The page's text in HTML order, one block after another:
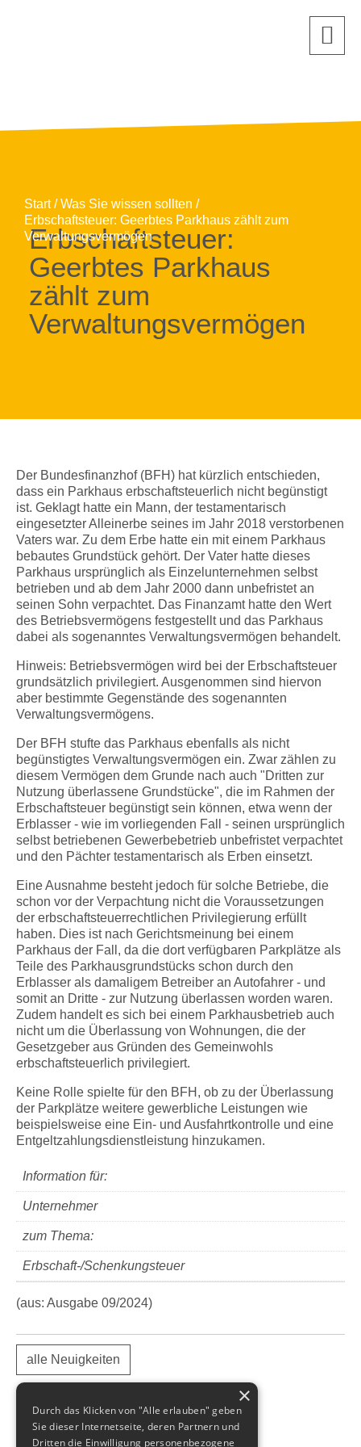
Start
Was Sie wissen sollten
Erbschaftsteuer: Geerbtes Parkhaus zählt zum
Verwaltungsvermögen
Erbschaftsteuer:
Geerbtes Parkhaus
zählt zum
Verwaltungsvermögen
Der Bundesfinanzhof (BFH) hat kürzlich entschieden,
dass ein Parkhaus erbschaftsteuerlich nicht begünstigt
ist. Geklagt hatte ein Mann, der testamentarisch
eingesetzter Alleinerbe seines im Jahr 2018 verstorbenen
Vaters war. Zu dem Erbe hatte ein mit einem Parkhaus
bebautes Grundstück gehört. Der Vater hatte dieses
Parkhaus ursprünglich als Einzelunternehmen selbst
betrieben und ab dem Jahr 2000 dann unbefristet an
seinen Sohn verpachtet. Das Finanzamt hatte den Wert
des Betriebsvermögens festgestellt und das Parkhaus
dabei als sogenanntes Verwaltungsvermögen behandelt.
Hinweis: Betriebsvermögen wird bei der Erbschaftsteuer
grundsätzlich privilegiert. Ausgenommen sind hiervon
aber bestimmte Gegenstände des sogenannten
Verwaltungsvermögens.
Der BFH stufte das Parkhaus ebenfalls als nicht
begünstigtes Verwaltungsvermögen ein. Zwar zählen zu
diesem Vermögen dem Grunde nach auch "Dritten zur
Nutzung überlassene Grundstücke", die im Rahmen der
Erbschaftsteuer begünstigt sein können, etwa wenn der
Erblasser - wie im vorliegenden Fall - seinen ursprünglich
selbst betriebenen Gewerbebetrieb unbefristet verpachtet
und den Pächter testamentarisch als Erben einsetzt.
Eine Ausnahme besteht jedoch für solche Betriebe, die
schon vor der Verpachtung nicht die Voraussetzungen
der erbschaftsteuerrechtlichen Privilegierung erfüllt
haben. Dies ist nach Gerichtsmeinung bei einem
Parkhaus der Fall, da die dort verfügbaren Parkplätze als
Teile des Parkhausgrundstücks schon durch den
Erblasser als damaligem Betreiber an Autofahrer - und
somit an Dritte - zur Nutzung überlassen worden waren.
Zudem handelt es sich bei einem Parkhausbetrieb auch
nicht um die Überlassung von Wohnungen, die der
Gesetzgeber aus Gründen des Gemeinwohls
erbschaftsteuerlich privilegiert.
Keine Rolle spielte für den BFH, ob zu der Überlassung
der Parkplätze weitere gewerbliche Leistungen wie
beispielsweise eine Ein- und Ausfahrtkontrolle und eine
Entgeltzahlungsdienstleistung hinzukamen.
Information für:
Unternehmer
zum Thema:
Erbschaft-/Schenkungsteuer
(aus: Ausgabe 09/2024)
alle Neuigkeiten
×
Durch das Klicken von "Alle erlauben" geben
Sie dieser Internetseite, deren Partnern und
Dritten die Einwilligung personenbezogene